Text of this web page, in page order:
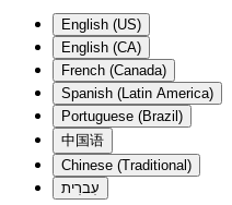
English (US)
English (CA)
French (Canada)
Spanish (Latin America)
Portuguese (Brazil)
中国语
Chinese (Traditional)
עִברִית